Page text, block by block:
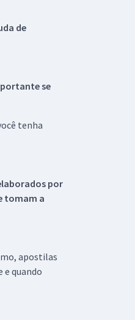
de
se
tenha
por
tomam a
apostilas
e quando